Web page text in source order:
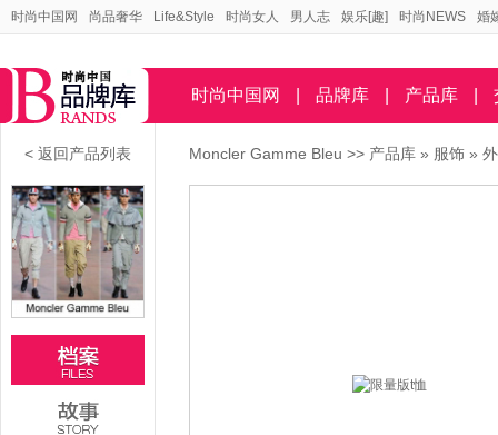
时尚中国网 尚品奢华 Life&Style 时尚女人 男人志 娱乐[趣] 时尚NEWS 婚
时尚中国网 品牌库 产品库
< 返回产品列表 Moncler Gamme Bleu >> 产品库 » 服饰 »